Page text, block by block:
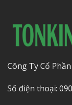
Công Ty Cổ
Số điện thoại: